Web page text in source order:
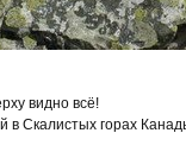
видно всё!
в Скалистых горах